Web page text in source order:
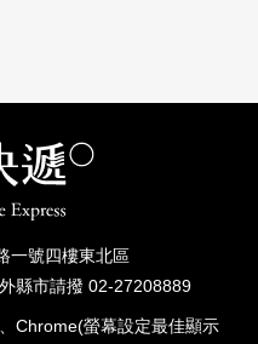
一號四樓東北區
縣市請撥 02-27208889
Chrome(螢幕設定最佳顯示